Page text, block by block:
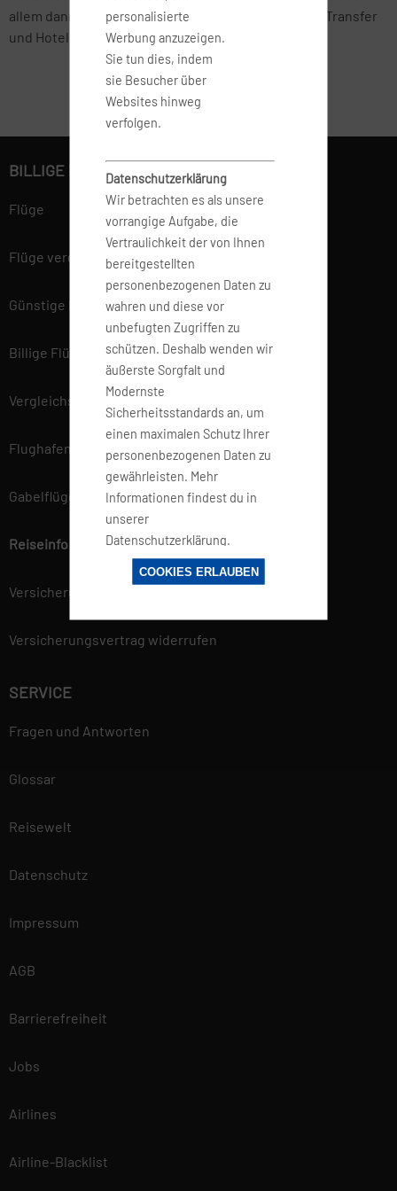
allem dann, wenn man den Flug in Kombination mit Transfer
und Hotel bucht.
personalisierte
Werbung anzuzeigen.
Sie tun dies, indem
sie Besucher über
Websites hinweg
verfolgen.
Datenschutzerklärung
Wir betrachten es als unsere
vorrangige Aufgabe, die
Vertraulichkeit der von Ihnen
bereitgestellten
personenbezogenen Daten zu
wahren und diese vor
unbefugten Zugriffen zu
schützen. Deshalb wenden wir
äußerste Sorgfalt und
Modernste
Sicherheitsstandards an, um
einen maximalen Schutz Ihrer
personenbezogenen Daten zu
gewährleisten. Mehr
Informationen findest du in
unserer
Datenschutzerklärung.
COOKIES ERLAUBEN
BILLIGE FLÜGE BUCHEN
Flüge
Flüge vergleichen
Günstige Flüge
Billige Flüge
Vergleichsportal
Flughafen Informationen
Gabelflüge
Reiseinfo
Versicherung
Versicherungsvertrag widerrufen
SERVICE
Fragen und Antworten
Glossar
Reisewelt
Datenschutz
Impressum
AGB
Barrierefreiheit
Jobs
Airlines
Airline-Blacklist